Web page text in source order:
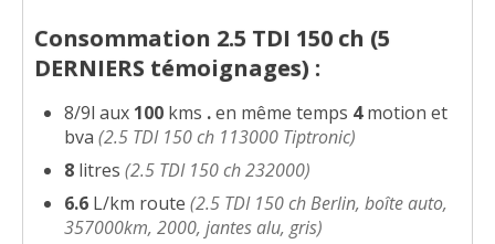
220000km( 0 )
18/20
18/20
2.5 TDI 150 ch 250.000km, 2001,
highline (0 )
Consommation 2.5 TDI 150 ch (5
DERNIERS témoignages) :
8/9l aux 100 kms . en même temps 4motion et
bva(2.5 TDI 150 ch 113000 Tiptronic)
8 litres(2.5 TDI 150 ch 232000)
6.6 L/km route(2.5 TDI 150 ch Berlin, boîte auto,
357000km, 2000, jantes alu, gris)